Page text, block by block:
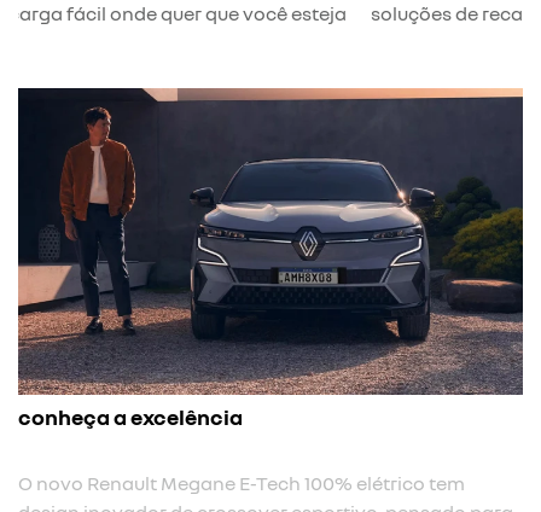
fácil onde quer que você esteja soluções de
conheça a excelência
O novo Renault Megane E-Tech 100% elétrico tem